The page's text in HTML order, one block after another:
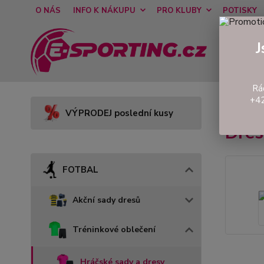
O NÁS INFO K NÁKUPU PRO KLUBY POTISKY
VÝPRODEJ poslední kusy
FOTBAL
Akční sady dresů
Tréninkové oblečení